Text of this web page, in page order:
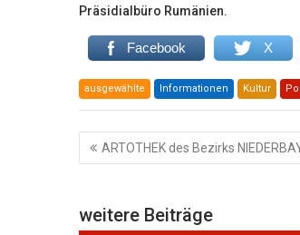
Präsidialbüro Rumänien.
Facebook X
ausgewählte Informationen Kultur
Beitragsnavigation
ARTOTHEK des Bezirks
weitere Beiträge